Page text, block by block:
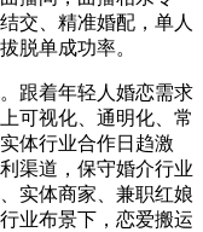
交、精准婚配，单人
脱单成功率。
跟着年轻人婚恋需求
可视化、通明化、常
体行业合作日趋激
渠道，保守婚介行业
实体商家、兼职红娘
业布景下，恋爱搬运